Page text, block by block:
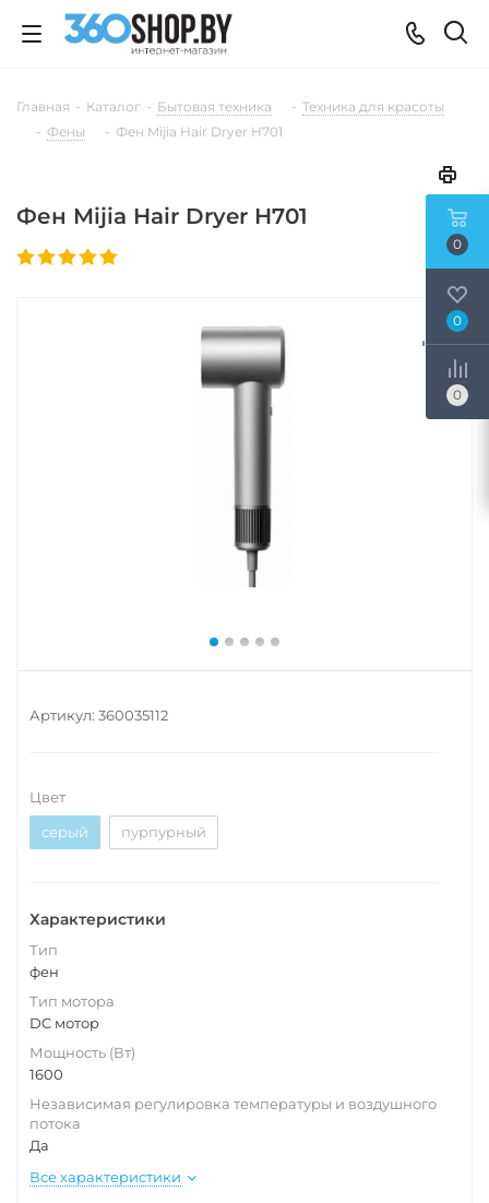
Главная - Каталог - Бытовая техника - Техника для красоты
- Фены - Фен Mijia Hair Dryer H701
Фен Mijia Hair Dryer H701
Артикул: 360035112
Цвет
серый
пурпурный
Характеристики
Тип
фен
Тип мотора
DC мотор
Мощность (Вт)
1600
Независимая регулировка температуры и воздушного
потока
Да
Все характеристики
0
0
0